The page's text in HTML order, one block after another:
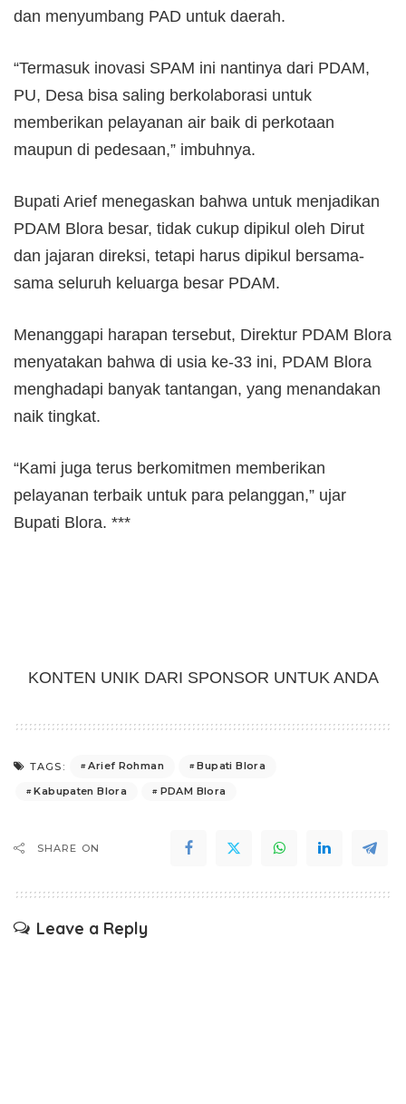
dan menyumbang PAD untuk daerah.
“Termasuk inovasi SPAM ini nantinya dari PDAM,
PU, Desa bisa saling berkolaborasi untuk
memberikan pelayanan air baik di perkotaan
maupun di pedesaan,” imbuhnya.
Bupati Arief menegaskan bahwa untuk menjadikan
PDAM Blora besar, tidak cukup dipikul oleh Dirut
dan jajaran direksi, tetapi harus dipikul bersama-
sama seluruh keluarga besar PDAM.
Menanggapi harapan tersebut, Direktur PDAM Blora
menyatakan bahwa di usia ke-33 ini, PDAM Blora
menghadapi banyak tantangan, yang menandakan
naik tingkat.
“Kami juga terus berkomitmen memberikan
pelayanan terbaik untuk para pelanggan,” ujar
Bupati Blora. ***
KONTEN UNIK DARI SPONSOR UNTUK ANDA
TAGS: Arief Rohman
Bupati Blora
Kabupaten Blora
PDAM Blora
SHARE ON
Leave a Reply